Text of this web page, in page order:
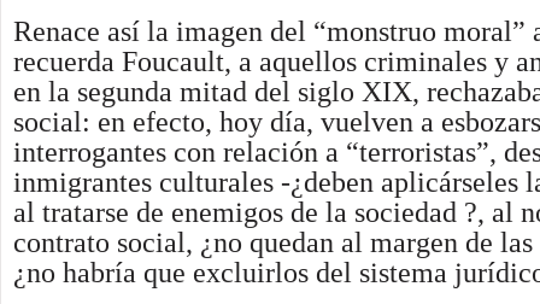
Renace así la imagen del “monstruo moral”
recuerda Foucault, a aquellos criminales y
en la segunda mitad del siglo XIX,
social: en efecto, hoy día, vuelven a
interrogantes con relación a “terroristas”,
inmigrantes culturales -¿deben aplicárseles
al tratarse de enemigos de la sociedad ?, al
contrato social, ¿no quedan al margen de
¿no habría que excluirlos del sistema